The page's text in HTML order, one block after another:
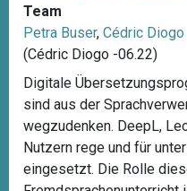
Team
Petra Buser, Cédric Diogo
(Cédric Diogo -06.22)
Digitale
sind aus der
wegzudenken. DeepL,
Nutzern rege und für
eingesetzt. Die Rolle